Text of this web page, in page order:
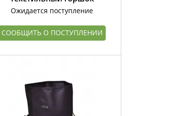
Ожидается поступление
СООБЩИТЬ О ПОСТУПЛЕНИИ